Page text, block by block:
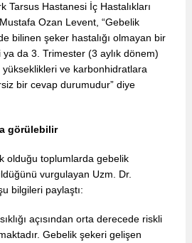
Tarsus Hastanesi İç Hastalıkları
Ozan Levent, “Gebelik
bilinen şeker hastalığı olmayan bir
da 3. Trimester (3 aylık dönem)
yükseklikleri ve karbonhidratlara
bir cevap durumudur” diye
görülebilir
olduğu toplumlarda gebelik
vurgulayan Uzm. Dr.
bilgileri paylaştı:
açısından orta derecede riskli
Gebelik şekeri gelişen